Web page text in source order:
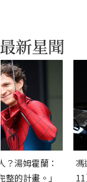
？湯姆霍蘭：
的計畫。」
馮